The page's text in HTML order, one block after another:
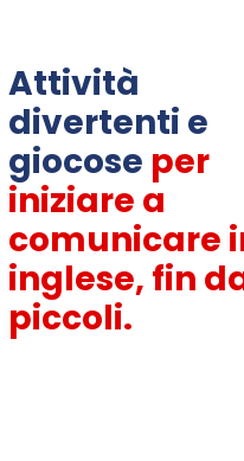
Attività
divertenti e
giocose per
iniziare a
comunicare
inglese, fin
piccoli.